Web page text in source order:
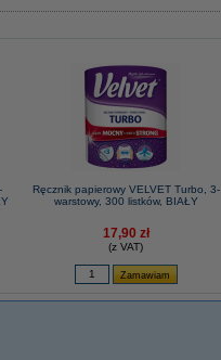
Ręcznik papierowy VELVET Turbo, 3-
warstowy, 300 listków, BIAŁY
17,90 zł
(z VAT)